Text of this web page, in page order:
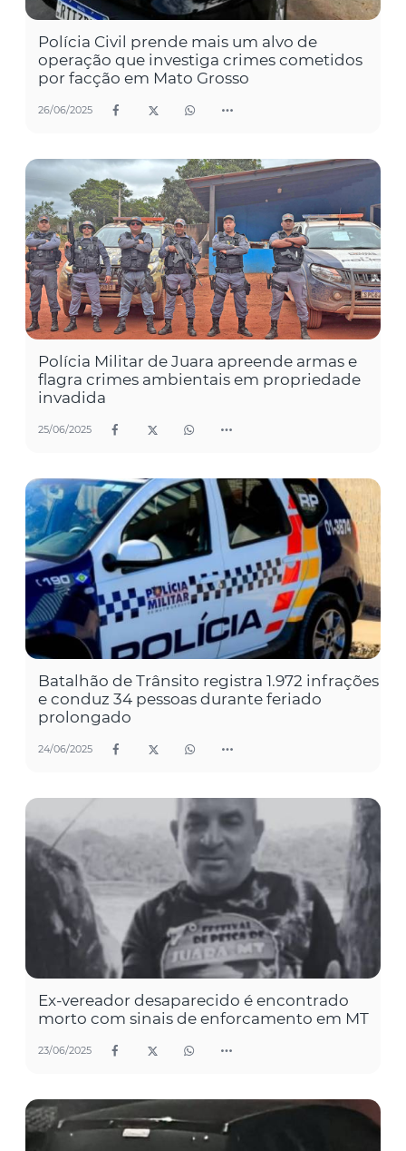
Polícia Civil prende mais um alvo de
operação que investiga crimes cometidos
por facção em Mato Grosso
26/06/2025
Polícia Militar de Juara apreende armas e
flagra crimes ambientais em propriedade
invadida
25/06/2025
Batalhão de Trânsito registra 1.972 infrações
e conduz 34 pessoas durante feriado
prolongado
24/06/2025
Ex-vereador desaparecido é encontrado
morto com sinais de enforcamento em MT
23/06/2025